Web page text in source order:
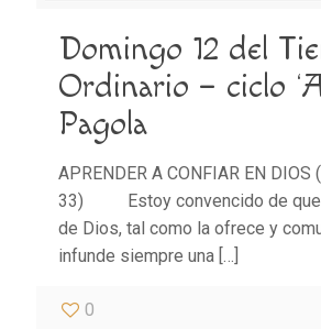
Domingo 12 del
Ordinario – ciclo
Pagola
APRENDER A CONFIAR EN
33) Estoy convencido de que
de Dios, tal como la ofrece y
infunde siempre una […]
0